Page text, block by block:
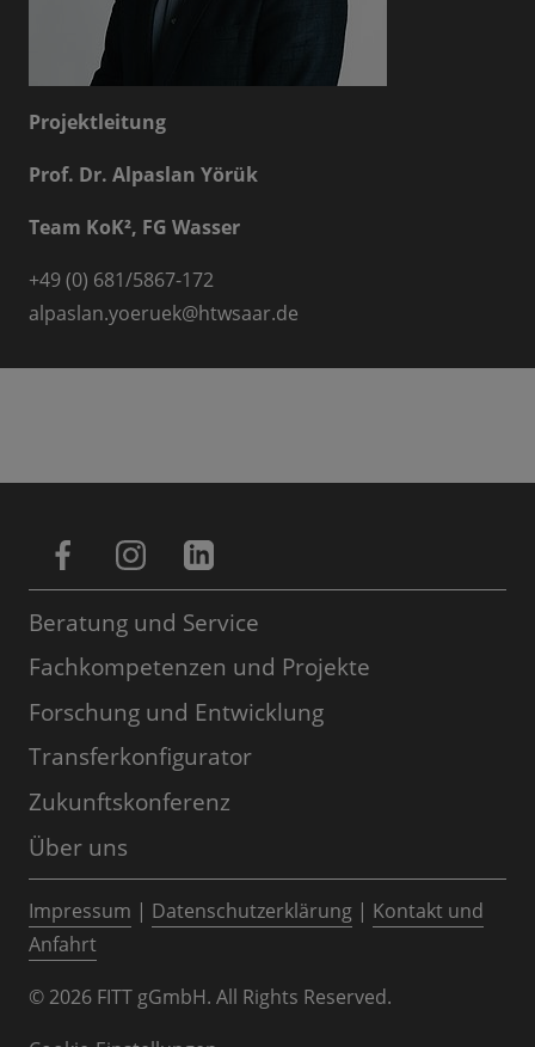
Projektleitung
Prof. Dr. Alpaslan Yörük
Team KoK², FG Wasser
+49 (0) 681/5867-172
alpaslan.yoeruek@htwsaar.de
Beratung und Service
Fachkompetenzen und Projekte
Forschung und Entwicklung
Transferkonfigurator
Zukunftskonferenz
Über uns
Impressum | Datenschutzerklärung | Kontakt und
Anfahrt
© 2026 FITT gGmbH. All Rights Reserved.